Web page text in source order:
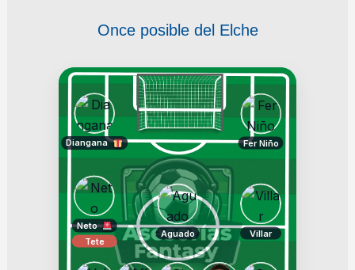
Once posible del Elche
Neto
Tete
Aguado Villar
Diangana Fer Niño